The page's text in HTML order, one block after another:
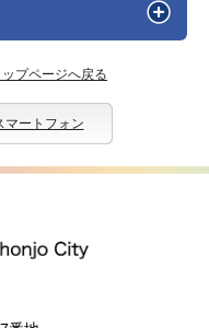
ップページへ戻る
マートフォン